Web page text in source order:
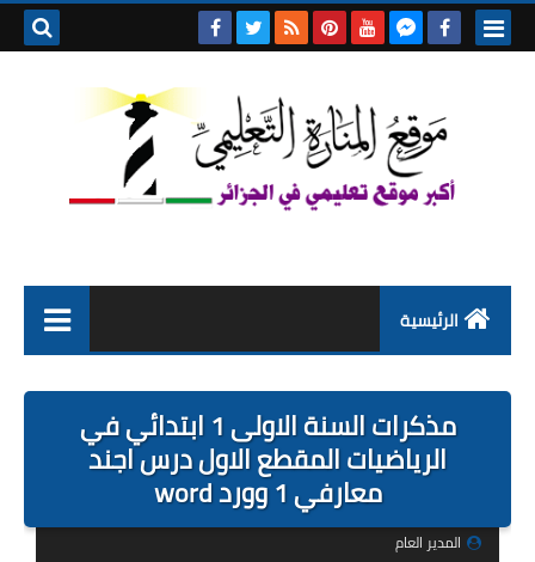
الرئيسية
التربية التحضيرية
السنة الاولى ابتدائي
مذكرات السنة الاولى 1 ابتدائي في
الرياضيات المقطع الاول درس اجند
معارفي 1 وورد word
المدير العام